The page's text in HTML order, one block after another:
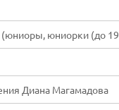
юниорки (до
Диана Магамадова